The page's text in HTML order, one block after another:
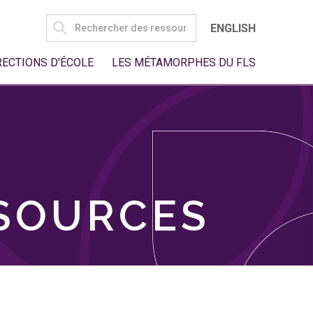
SEARCH
FOR:
ENGLISH
D'ÉCOLE LES MÉTAMORPHES DU FLS